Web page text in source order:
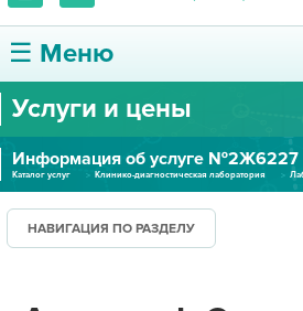
☰ Меню
О ЦЕНТРЕ
УСЛУГИ И ЦЕНЫ
ПАЦИЕНТУ
Услуги и цены
Информация об услуге №2Ж6227
Каталог услуг Клинико-диагностическая лаборатория
НАВИГАЦИЯ ПО РАЗДЕЛУ